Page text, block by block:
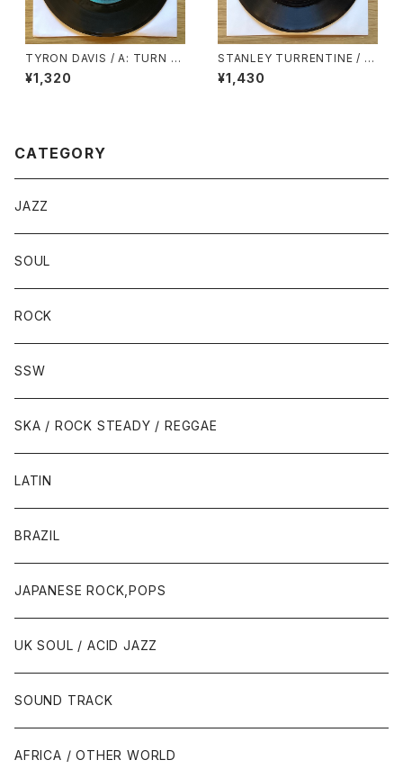
TYRON DAVIS / A: TURN B
ACK THE HANDS OF TIME /
B: I KEEP COMING BACK
¥1,320
STANLEY TURRENTINE / A:
EVIL WAYS / B: LOVE HANG
OVER
¥1,430
CATEGORY
JAZZ
SOUL
ROCK
SSW
SKA / ROCK STEADY / REGGAE
LATIN
BRAZIL
JAPANESE ROCK,POPS
UK SOUL / ACID JAZZ
SOUND TRACK
AFRICA / OTHER WORLD